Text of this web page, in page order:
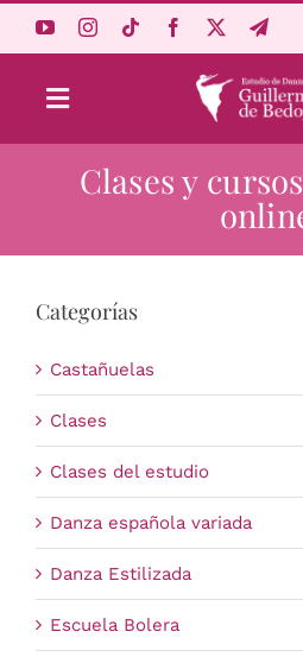
Toggle
Navigation
Aprende
Carrito
Clases y
Categorías
Castañuelas
Clases
Clases del estudio
Danza española variada
Danza Estilizada
Escuela Bolera